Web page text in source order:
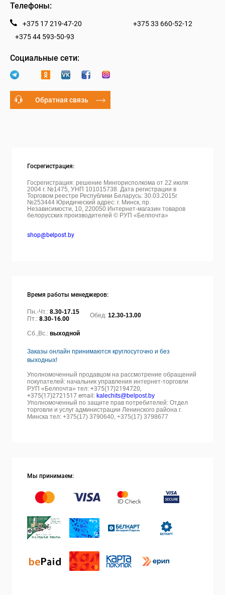
Телефоны:
+375 17 219-47-20
+375 33 660-52-12
+375 44 593-50-93
Социальные сети:
Обратная связь
Госрегистрация:
Госрегистрация: решение Мингорисполкома от 22 июля
2004 г. №1475, УНП 101015738. Дата регистрации в
Торговом реестре Республики Беларусь: 30.03.2015г
№253444 Юридический адрес: г. Минск, пр.
Независимости, 10, 220050 Интернет-магазин товаров
белорусских производителей © РУП «Белпочта»
shop@belpost.by
Время работы менеджеров:
Пн.-Чт.: 8.30-17.15
Пт.: 8.30-16.00 Обед: 12.30-13.00
Сб.,Вс.: выходной
Заказы онлайн принимаются круглосуточно и без
выходных!
Уполномоченный продавцом на рассмотрение обращений
покупателей: начальник управления интернет-торговли
РУП «Белпочта» тел: +375(17)2194720,
+375(17)2721517 email: kalechits@belpost.by
Уполномоченный по защите прав потребителей: Отдел
торговли и услуг администрации Ленинского района г.
Минска тел: +375(17) 3790640, +375(17) 3798677
Мы принимаем: